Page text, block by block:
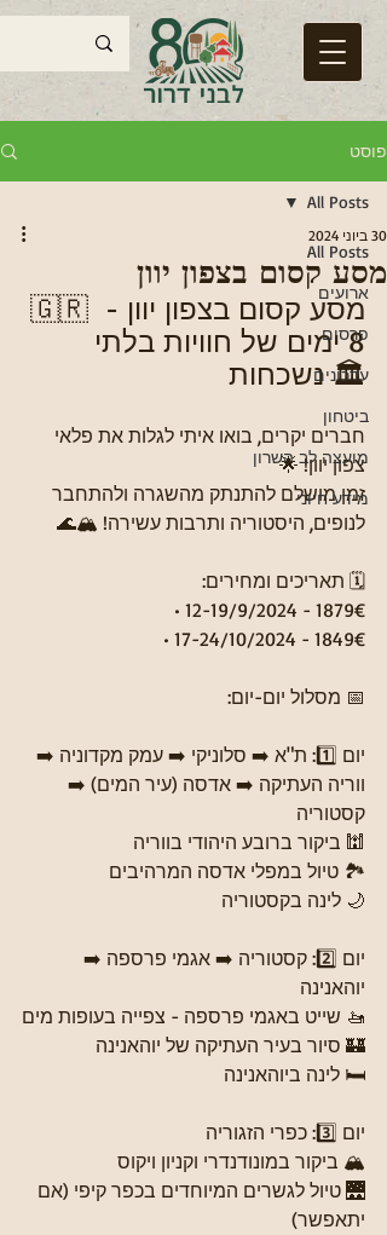
פוסט
All Posts
ארועים
פרסום
עדכונים
ביטחון
מועצה לב השרון
מידע חיוני
All Posts
מסע קסום בצפון יוון
30 ביוני 2024
🇬🇷 מסע קסום בצפון יוון -
8 ימים של חוויות בלתי
נשכחות 🏛️
חברים יקרים, בואו איתי לגלות את פלאי
צפון יוון! 🌟
זמן מושלם להתנתק מהשגרה ולהתחבר
לנופים, היסטוריה ותרבות עשירה! 🏔️🌊
🗓️ תאריכים ומחירים:
• 12-19/9/2024 - 1879€
• 17-24/10/2024 - 1849€
📅 מסלול יום-יום:
יום 1️⃣: ת"א ➡️ סלוניקי ➡️ עמק מקדוניה ➡️
ווריה העתיקה ➡️ אדסה (עיר המים) ➡️
קסטוריה
🕍 ביקור ברובע היהודי בווריה
🏞️ טיול במפלי אדסה המרהיבים
🌙 לינה בקסטוריה
יום 2️⃣: קסטוריה ➡️ אגמי פרספה ➡️
יוהאנינה
🚤 שייט באגמי פרספה - צפייה בעופות מים
🏰 סיור בעיר העתיקה של יוהאנינה
🛏️ לינה ביוהאנינה
יום 3️⃣: כפרי הזגוריה
🏔️ ביקור במונודנדרי וקניון ויקוס
🌉 טיול לגשרים המיוחדים בכפר קיפי (אם
יתאפשר)